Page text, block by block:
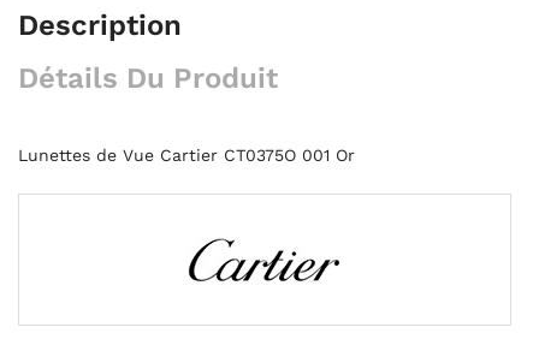
Description
Détails Du Produit
Lunettes de Vue Cartier CT0375O 001 Or